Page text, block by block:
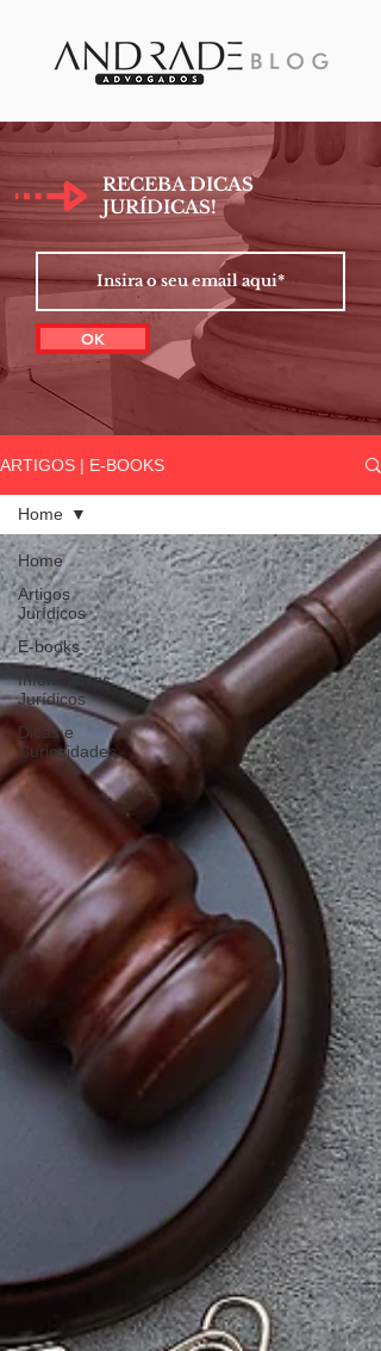
RECEBA DICAS
JURÍDICAS!
OK
ARTIGOS | E-BOOKS
Home
Artigos
Jurídicos
E-books
Informativos
Jurídicos
Dicas e
Curiosidades
Home